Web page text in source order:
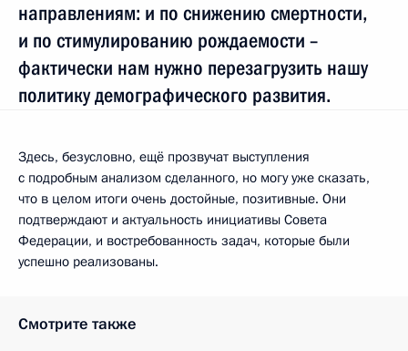
направлениям: и по снижению смертности,
и по стимулированию рождаемости –
фактически нам нужно перезагрузить нашу
политику демографического развития.
Здесь, безусловно, ещё прозвучат выступления
с подробным анализом сделанного, но могу уже сказать,
что в целом итоги очень достойные, позитивные. Они
подтверждают и актуальность инициативы Совета
Федерации, и востребованность задач, которые были
успешно реализованы.
Смотрите также